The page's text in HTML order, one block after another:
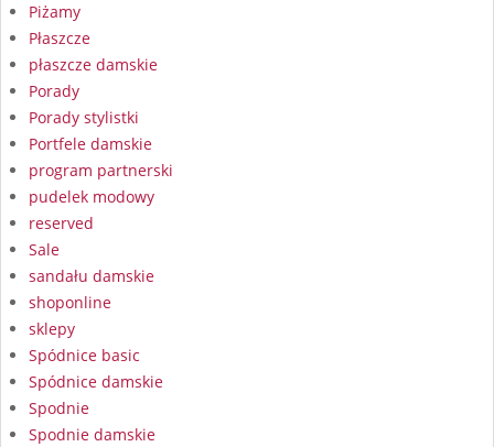
Piżamy
Płaszcze
płaszcze damskie
Porady
Porady stylistki
Portfele damskie
program partnerski
pudelek modowy
reserved
Sale
sandału damskie
shoponline
sklepy
Spódnice basic
Spódnice damskie
Spodnie
Spodnie damskie